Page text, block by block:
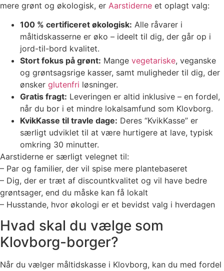
mere grønt og økologisk, er Aarstiderne et oplagt valg:
100 % certificeret økologisk: Alle råvarer i
måltidskasserne er øko – ideelt til dig, der går op i
jord-til-bord kvalitet.
Stort fokus på grønt: Mange vegetariske, veganske
og grøntsagsrige kasser, samt muligheder til dig, der
ønsker glutenfri løsninger.
Gratis fragt: Leveringen er altid inklusive – en fordel,
når du bor i et mindre lokalsamfund som Klovborg.
KvikKasse til travle dage: Deres “KvikKasse” er
særligt udviklet til at være hurtigere at lave, typisk
omkring 30 minutter.
Aarstiderne er særligt velegnet til:
– Par og familier, der vil spise mere plantebaseret
– Dig, der er træt af discountkvalitet og vil have bedre
grøntsager, end du måske kan få lokalt
– Husstande, hvor økologi er et bevidst valg i hverdagen
Hvad skal du vælge som
Klovborg-borger?
Når du vælger måltidskasse i Klovborg, kan du med fordel